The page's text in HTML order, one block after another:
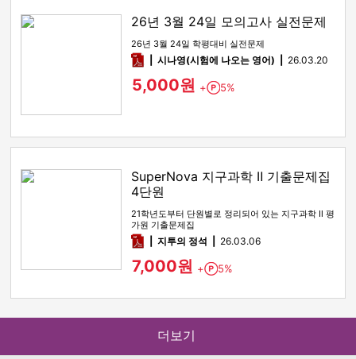
26년 3월 24일 모의고사 실전문제
26년 3월 24일 학평대비 실전문제
pdf시나영(시험에 나오는 영어) 26.03.20
5,000원 + Point
5%
SuperNova 지구과학 Ⅱ 기출문제집
4단원
21학년도부터 단원별로 정리되어 있는 지구과학 Ⅱ 평
가원 기출문제집
pdf지투의 정석 26.03.06
7,000원 + Point
5%
더보기